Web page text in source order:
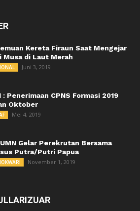
Kereta Firaun Saat Mengejar
Musa di Laut Merah
Juni 3, 2019
: Penerimaan CPNS Formasi 2019
Oktober
Mei 4, 2019
Gelar Perekrutan Bersama
Putra/Putri Papua
November 1, 2019